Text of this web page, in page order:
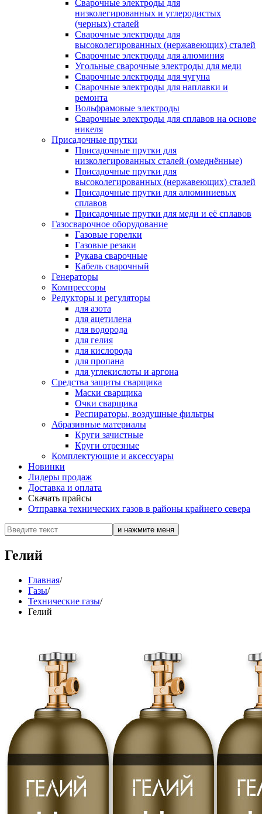
Сварочные электроды для
низколегированных и углеродистых
(черных) сталей
Сварочные электроды для
высоколегированных (нержавеющих) сталей
Сварочные электроды для алюминия
Угольные сварочные электроды для меди
Сварочные электроды для чугуна
Сварочные электроды для наплавки и
ремонта
Вольфрамовые электроды
Сварочные электроды для сплавов на основе
никеля
Присадочные прутки
Присадочные прутки для
низколегированных сталей (омеднённые)
Присадочные прутки для
высоколегированных (нержавеющих) сталей
Присадочные прутки для алюминиевых
сплавов
Присадочные прутки для меди и её сплавов
Газосварочное оборудование
Газовые горелки
Газовые резаки
Рукава сварочные
Кабель сварочный
Генераторы
Компрессоры
Редукторы и регуляторы
для азота
для ацетилена
для водорода
для гелия
для кислорода
для пропана
для углекислоты и аргона
Средства защиты сварщика
Маски сварщика
Очки сварщика
Респираторы, воздушные фильтры
Абразивные материалы
Круги зачистные
Круги отрезные
Комплектующие и аксессуары
Новинки
Лидеры продаж
Доставка и оплата
Скачать прайсы
Отправка технических газов в районы крайнего севера
Гелий
Главная/
Газы/
Технические газы/
Гелий